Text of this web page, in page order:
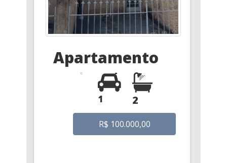
Apartamento
1 2
R$ 100.000,00